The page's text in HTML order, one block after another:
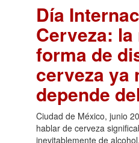
Día
Cerveza: la
forma de
cerveza ya
depende
Ciudad de México, junio
hablar de cerveza
inevitablemente de